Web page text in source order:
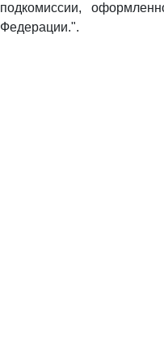
подкомиссии,
Федерации.".